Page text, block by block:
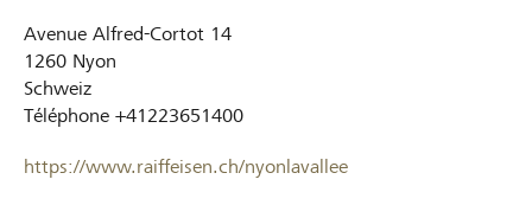
Avenue Alfred-Cortot 14
1260 Nyon
Schweiz
Téléphone +41223651400
https://www.raiffeisen.ch/nyonlavallee